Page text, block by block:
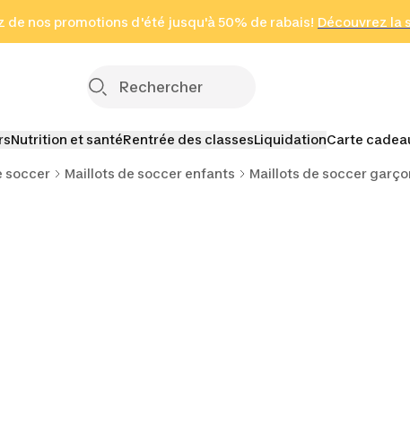
page
de nos promotions d'été jusqu'à 50% de rabais! Découvrez la
Cliquez ici
en seulement 2
(Zones sélectionnées)
Nutrition et santéRentrée des classesLiquidationCarte
soccer Maillots de soccer enfants Maillots de soccer